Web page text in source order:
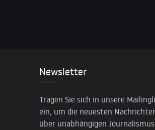
Newsletter
Tragen Sie sich in unsere
ein, um die neuesten
über unabhängigen